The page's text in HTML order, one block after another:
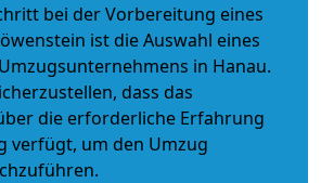
bei der Vorbereitung eines
ist die Auswahl eines
Umzugsunternehmens in Hanau.
dass das
die erforderliche Erfahrung
verfügt, um den Umzug